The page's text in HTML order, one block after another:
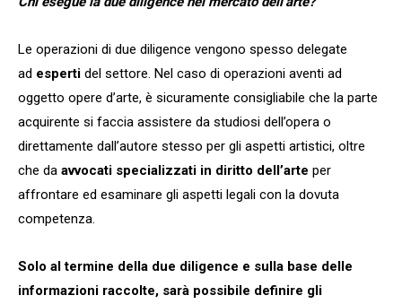
Le operazioni di due diligence vengono spesso delegate
ad esperti del settore. Nel caso di operazioni aventi ad
oggetto opere d’arte, è sicuramente consigliabile che la parte
acquirente si faccia assistere da studiosi dell’opera o
direttamente dall’autore stesso per gli aspetti artistici, oltre
che da avvocati specializzati in diritto dell’arte per
affrontare ed esaminare gli aspetti legali con la dovuta
competenza.
Solo al termine della due diligence e sulla base delle
informazioni raccolte, sarà possibile definire gli